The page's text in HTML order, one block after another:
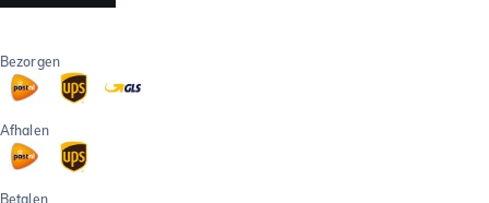
Bezorgen
Afhalen
Betalen